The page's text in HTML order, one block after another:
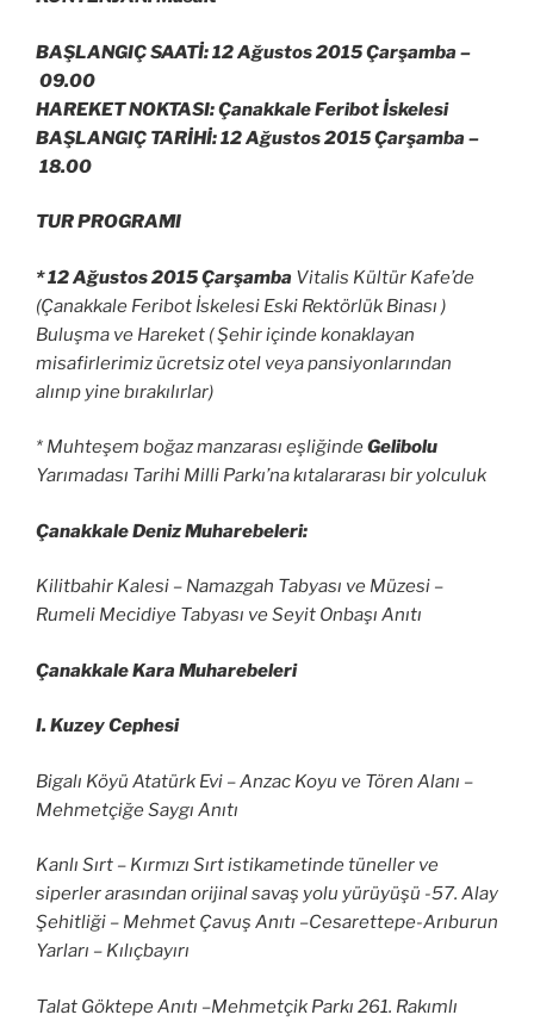
BAŞLANGIÇ SAATİ: 12 Ağustos 2015 Çarşamba –
09.00
HAREKET NOKTASI: Çanakkale Feribot İskelesi
BAŞLANGIÇ TARİHİ: 12 Ağustos 2015 Çarşamba –
18.00
TUR PROGRAMI
* 12 Ağustos 2015 Çarşamba Vitalis Kültür Kafe’de
(Çanakkale Feribot İskelesi Eski Rektörlük Binası )
Buluşma ve Hareket ( Şehir içinde konaklayan
misafirlerimiz ücretsiz otel veya pansiyonlarından
alınıp yine bırakılırlar)
* Muhteşem boğaz manzarası eşliğindeGelibolu
Yarımadası Tarihi Milli Parkı’na kıtalararası bir yolculuk
Çanakkale Deniz Muharebeleri:
Kilitbahir Kalesi – Namazgah Tabyası ve Müzesi –
Rumeli Mecidiye Tabyası ve Seyit Onbaşı Anıtı
Çanakkale Kara Muharebeleri
I. Kuzey Cephesi
Bigalı Köyü Atatürk Evi – Anzac Koyu ve Tören Alanı –
Mehmetçiğe Saygı Anıtı
Kanlı Sırt – Kırmızı Sırt istikametinde tüneller ve
siperler arasından orijinal savaş yolu yürüyüşü -57. Alay
Şehitliği – Mehmet Çavuş Anıtı –Cesarettepe-Arıburun
Yarları – Kılıçbayırı
Talat Göktepe Anıtı –Mehmetçik Parkı 261. Rakımlı